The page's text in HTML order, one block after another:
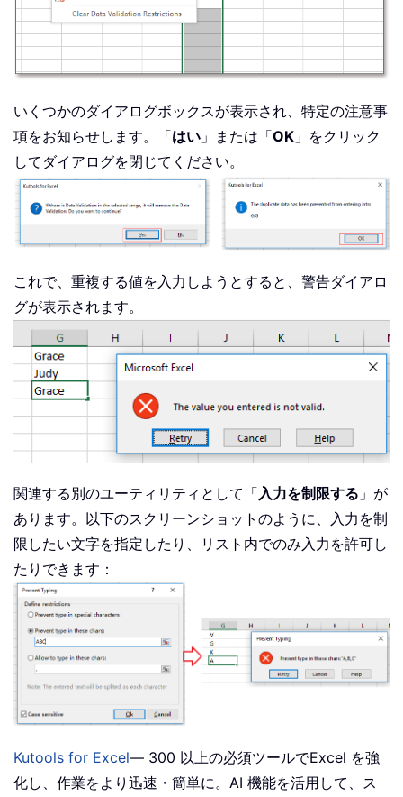
いくつかのダイアログボックスが表示され、特定の注意事
項をお知らせします。「はい 」または「OK 」をクリック
してダイアログを閉じてください。
これで、重複する値を入力しようとすると、警告ダイアロ
グが表示されます。
関連する別のユーティリティとして「 入力を制限する 」が
あります。以下のスクリーンショットのように、入力を制
限したい文字を指定したり、リスト内でのみ入力を許可し
たりできます：
Kutools for Excel— 300 以上の必須ツールでExcel を強
化し、作業をより迅速・簡単に。AI 機能を活用して、ス